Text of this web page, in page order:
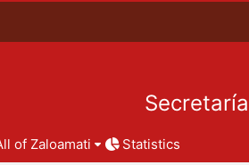
of Zaloamati Statistics